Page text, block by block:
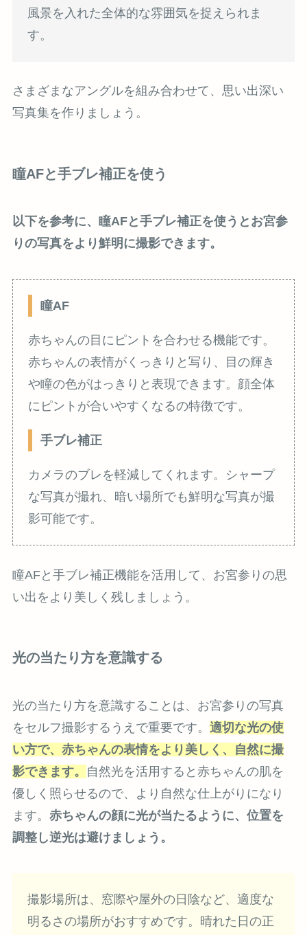
風景を入れた全体的な雰囲気を捉えられま
す。
さまざまなアングルを組み合わせて、思い出深い
写真集を作りましょう。
瞳AFと手ブレ補正を使う
以下を参考に、瞳AFと手ブレ補正を使うとお宮参
りの写真をより鮮明に撮影できます。
瞳AF
赤ちゃんの目にピントを合わせる機能です。
赤ちゃんの表情がくっきりと写り、目の輝き
や瞳の色がはっきりと表現できます。顔全体
にピントが合いやすくなるの特徴です。
手ブレ補正
カメラのブレを軽減してくれます。シャープ
な写真が撮れ、暗い場所でも鮮明な写真が撮
影可能です。
瞳AFと手ブレ補正機能を活用して、お宮参りの思
い出をより美しく残しましょう。
光の当たり方を意識する
光の当たり方を意識することは、お宮参りの写真
をセルフ撮影するうえで重要です。 適切な光の使
い方で、赤ちゃんの表情をより美しく、自然に撮
影できます。
自然光を活用すると赤ちゃんの肌を
優しく照らせるので、より自然な仕上がりになり
ます。 赤ちゃんの顔に光が当たるように、位置を
調整し逆光は避けましょう。
撮影場所は、窓際や屋外の日陰など、適度な
明るさの場所がおすすめです。晴れた日の正